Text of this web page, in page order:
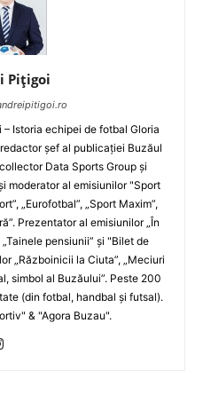
Pițigoi
Istoria echipei de fotbal Gloria
şef al publicaţiei Buzăul
Data Sports Group şi
moderator al emisiunilor "Sport
„Eurofotbal”, „Sport Maxim”,
Prezentator al emisiunilor „În
pensiunii” şi "Bilet de
„Războinicii la Ciuta”, „Meciuri
simbol al Buzăului”. Peste 200
(din fotbal, handbal şi futsal).
& "Agora Buzau".